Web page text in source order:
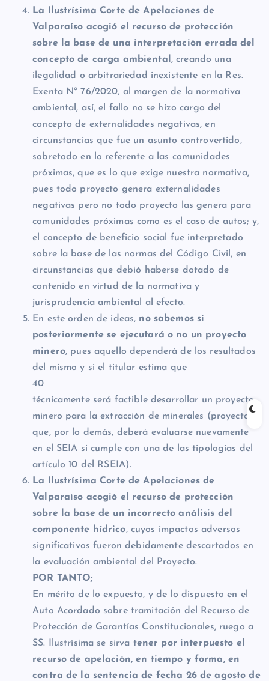
La Ilustrísima Corte de Apelaciones de
Valparaíso acogió el recurso de protección
sobre la base de una interpretación errada del
concepto de carga ambiental , creando una
ilegalidad o arbitrariedad inexistente en la Res.
Exenta Nº 76/2020, al margen de la normativa
ambiental, así, el fallo no se hizo cargo del
concepto de externalidades negativas, en
circunstancias que fue un asunto controvertido,
sobretodo en lo referente a las comunidades
próximas, que es lo que exige nuestra normativa,
pues todo proyecto genera externalidades
negativas pero no todo proyecto las genera para
comunidades próximas como es el caso de autos; y,
el concepto de beneficio social fue interpretado
sobre la base de las normas del Código Civil, en
circunstancias que debió haberse dotado de
contenido en virtud de la normativa y
jurisprudencia ambiental al efecto.
En este orden de ideas, no sabemos si
posteriormente se ejecutará o no un proyecto
minero, pues aquello dependerá de los resultados
del mismo y si el titular estima que
40
técnicamente será factible desarrollar un proyecto
minero para la extracción de minerales (proyecto
que, por lo demás, deberá evaluarse nuevamente
en el SEIA si cumple con una de las tipologías del
artículo 10 del RSEIA).
La Ilustrísima Corte de Apelaciones de
Valparaíso acogió el recurso de protección
sobre la base de un incorrecto análisis del
componente hídrico, cuyos impactos adversos
significativos fueron debidamente descartados en
la evaluación ambiental del Proyecto.
POR TANTO;
En mérito de lo expuesto, y de lo dispuesto en el
Auto Acordado sobre tramitación del Recurso de
Protección de Garantías Constitucionales, ruego a
SS. Ilustrísima se sirva tener por interpuesto el
recurso de apelación, en tiempo y forma, en
contra de la sentencia de fecha 26 de agosto de